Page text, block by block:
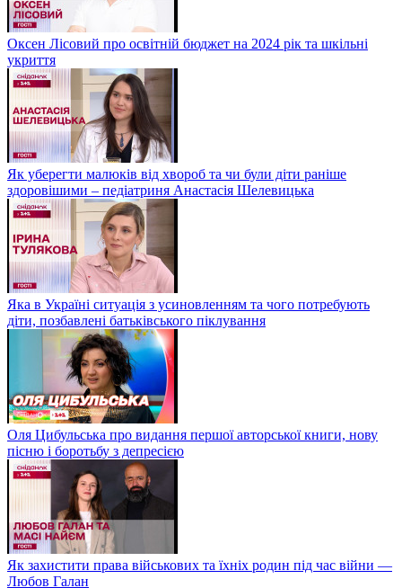
Оксен Лісовий про освітній бюджет на 2024 рік та шкільні
укриття
Як уберегти малюків від хвороб та чи були діти раніше
здоровішими – педіатриня Анастасія Шелевицька
Яка в Україні ситуація з усиновленням та чого потребують
діти, позбавлені батьківського піклування
Оля Цибульська про видання першої авторської книги, нову
пісню і боротьбу з депресією
Як захистити права військових та їхніх родин під час війни —
Любов Галан